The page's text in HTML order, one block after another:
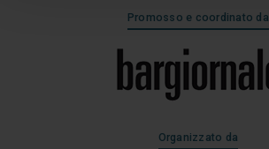
Promosso e coordinato da
Organizzato da